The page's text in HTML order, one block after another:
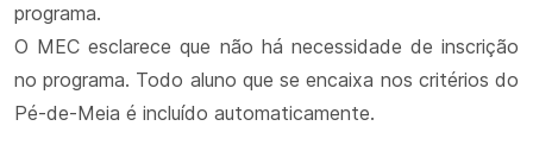
programa.
O MEC esclarece que não há necessidade de inscrição
no programa. Todo aluno que se encaixa nos critérios do
Pé-de-Meia é incluído automaticamente.